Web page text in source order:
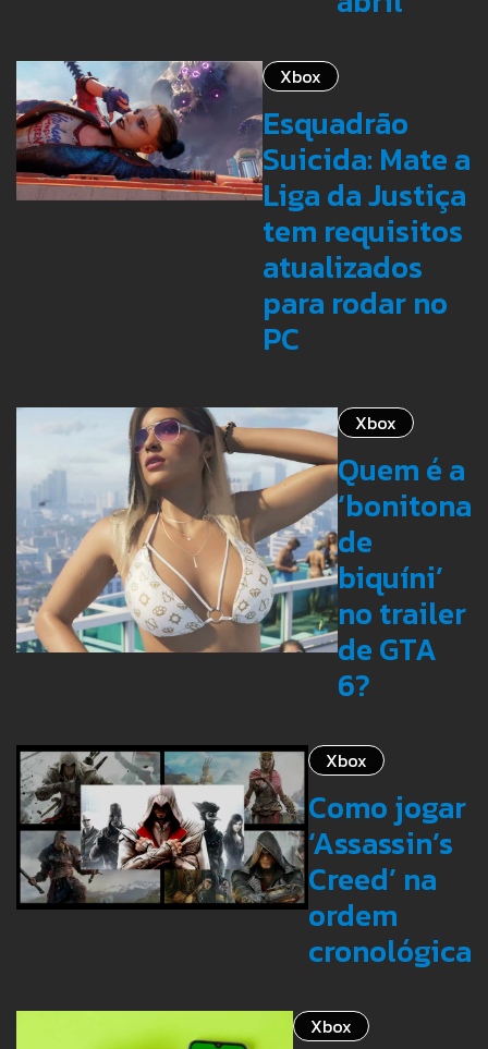
Xbox
Esquadrão
Suicida: Mate a
Liga da Justiça
tem requisitos
atualizados
para rodar no
PC
Xbox
Quem é a
‘bonitona
de
biquíni’
no trailer
de GTA
6?
Xbox
Como jogar
‘Assassin’s
Creed’ na
ordem
cronológica
Xbox